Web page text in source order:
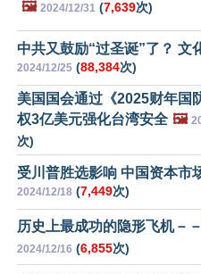
🖼️ 2024/12/31 (7,639次)
中共又鼓励“过圣诞”了？ 文
2024/12/25 (88,384次)
美国国会通过《2025财年国
权3亿美元强化台湾安全 🖼️
次)
受川普胜选影响 中国资本市
2024/12/18 (7,449次)
历史上最成功的隐形飞机－
2024/12/16 (6,855次)